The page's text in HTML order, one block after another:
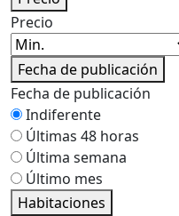
Precio
Fecha de publicación
Fecha de publicación
Indiferente
Últimas 48 horas
Última semana
Último mes
Habitaciones